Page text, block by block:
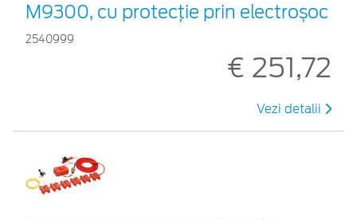
M9300, cu protecție prin electroșoc
2540999
€ 251,72
Vezi detalii